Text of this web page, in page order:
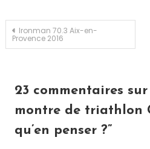
Navigation
l’article
Ironman 70.3 Aix-en-
Provence 2016
23 commentaires sur
montre de triathlon
qu’en penser ?”